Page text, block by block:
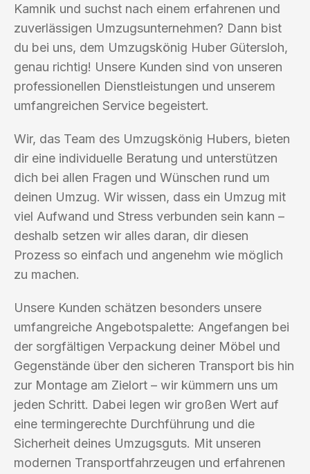
Kamnik und suchst nach einem erfahrenen und
zuverlässigen Umzugsunternehmen? Dann bist
du bei uns, dem Umzugskönig Huber Gütersloh,
genau richtig! Unsere Kunden sind von unseren
professionellen Dienstleistungen und unserem
umfangreichen Service begeistert.
Wir, das Team des Umzugskönig Hubers, bieten
dir eine individuelle Beratung und unterstützen
dich bei allen Fragen und Wünschen rund um
deinen Umzug. Wir wissen, dass ein Umzug mit
viel Aufwand und Stress verbunden sein kann –
deshalb setzen wir alles daran, dir diesen
Prozess so einfach und angenehm wie möglich
zu machen.
Unsere Kunden schätzen besonders unsere
umfangreiche Angebotspalette: Angefangen bei
der sorgfältigen Verpackung deiner Möbel und
Gegenstände über den sicheren Transport bis hin
zur Montage am Zielort – wir kümmern uns um
jeden Schritt. Dabei legen wir großen Wert auf
eine termingerechte Durchführung und die
Sicherheit deines Umzugsguts. Mit unseren
modernen Transportfahrzeugen und erfahrenen